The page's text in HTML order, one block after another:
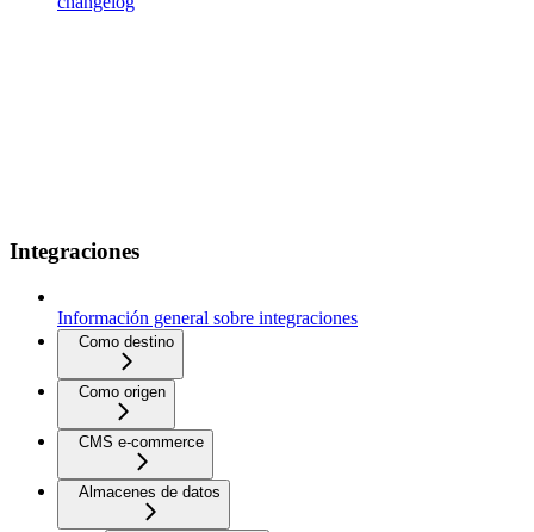
Integraciones
Información general sobre integraciones
Como destino
Como origen
CMS e-commerce
Almacenes de datos